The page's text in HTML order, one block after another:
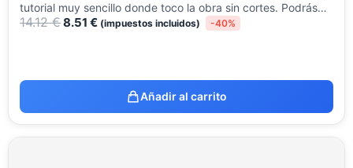
tutorial muy sencillo donde toco la obra sin cortes. Podrás…
14.12€8.51 € (impuestos incluidos) -40%
Añadir al carrito